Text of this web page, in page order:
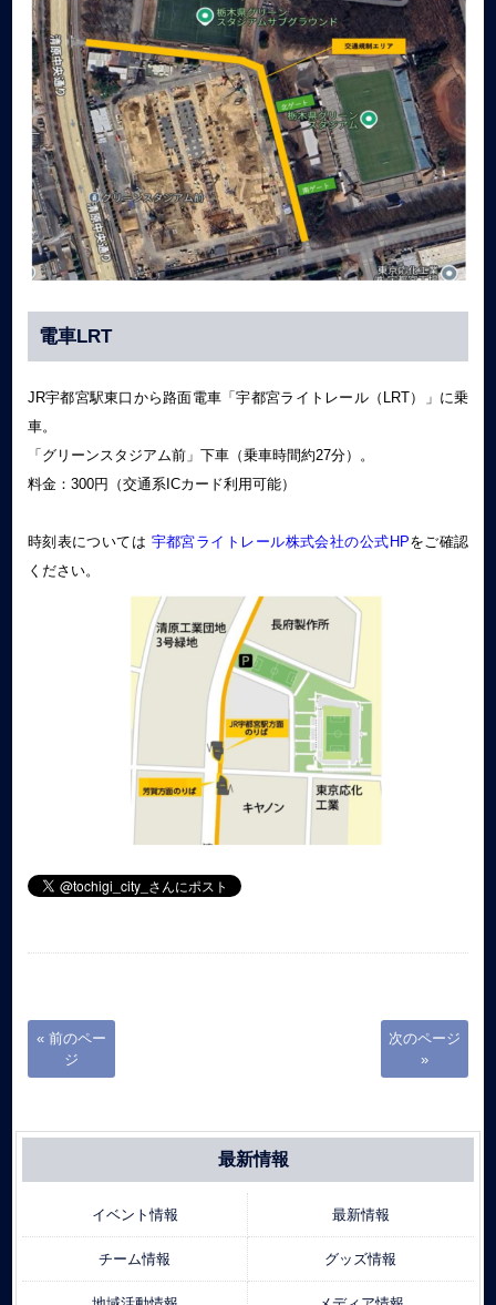
電車LRT
JR宇都宮駅東口から路面電車「宇都宮ライトレール（LRT）」に乗
車。
「グリーンスタジアム前」下車（乗車時間約27分）。
料金：300円（交通系ICカード利用可能）
時刻表については 宇都宮ライトレール株式会社の公式HPをご確認
ください。
« 前のペー
ジ
次のページ
»
最新情報
イベント情報 最新情報
チーム情報 グッズ情報